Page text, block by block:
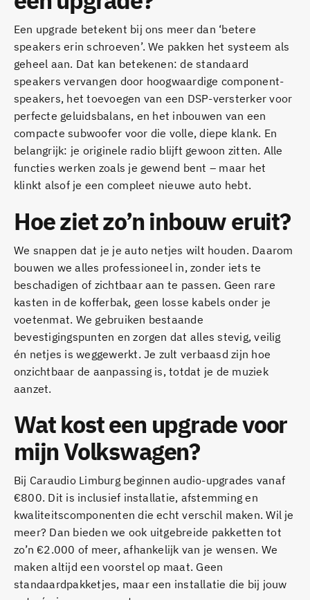
Een upgrade betekent bij ons meer dan ‘betere
speakers erin schroeven’. We pakken het systeem als
geheel aan. Dat kan betekenen: de standaard
speakers vervangen door hoogwaardige component-
speakers, het toevoegen van een DSP-versterker voor
perfecte geluidsbalans, en het inbouwen van een
compacte subwoofer voor die volle, diepe klank. En
belangrijk: je originele radio blijft gewoon zitten. Alle
functies werken zoals je gewend bent – maar het
klinkt alsof je een compleet nieuwe auto hebt.
Hoe ziet zo’n inbouw eruit?
We snappen dat je je auto netjes wilt houden. Daarom
bouwen we alles professioneel in, zonder iets te
beschadigen of zichtbaar aan te passen. Geen rare
kasten in de kofferbak, geen losse kabels onder je
voetenmat. We gebruiken bestaande
bevestigingspunten en zorgen dat alles stevig, veilig
én netjes is weggewerkt. Je zult verbaasd zijn hoe
onzichtbaar de aanpassing is, totdat je de muziek
aanzet.
Wat kost een upgrade voor
mijn Volkswagen?
Bij Caraudio Limburg beginnen audio-upgrades vanaf
€800. Dit is inclusief installatie, afstemming en
kwaliteitscomponenten die echt verschil maken. Wil je
meer? Dan bieden we ook uitgebreide pakketten tot
zo’n €2.000 of meer, afhankelijk van je wensen. We
maken altijd een voorstel op maat. Geen
standaardpakketjes, maar een installatie die bij jouw